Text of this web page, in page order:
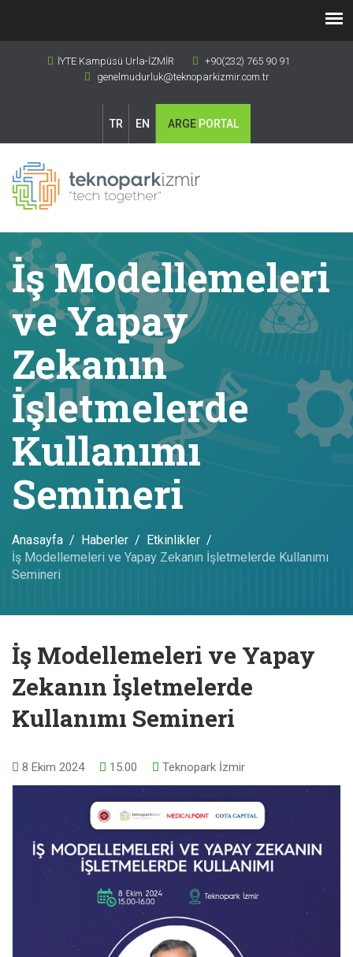
İYTE Kampüsü Urla-İZMİR
+90(232) 765 90 91
genelmudurluk@teknoparkizmir.com.tr
TR EN ARGE PORTAL
İş Modellemeleri
ve Yapay
Zekanın
İşletmelerde
Kullanımı
Semineri
Anasayfa Haberler
Etkinlikler
İş Modellemeleri ve Yapay Zekanın İşletmelerde Kullanımı
Semineri
İş Modellemeleri ve Yapay
Zekanın İşletmelerde
Kullanımı Semineri
8 Ekim 2024 15.00 Teknopark İzmir